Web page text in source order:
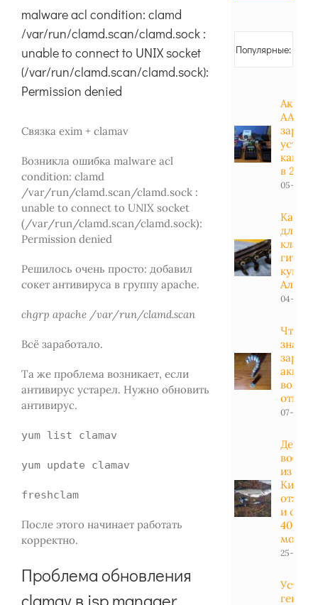
malware acl condition: clamd
/var/run/clamd.scan/clamd.sock :
unable to connect to UNIX socket
(/var/run/clamd.scan/clamd.sock):
Permission denied
Связка exim + clamav
Возникла ошибка malware acl
condition: clamd
/var/run/clamd.scan/clamd.sock :
unable to connect to UNIX socket
(/var/run/clamd.scan/clamd.sock):
Permission denied
Решилось очень просто: добавил
сокет антивируса в группу apache.
chgrp apache /var/run/clamd.scan
Всё заработало.
Та же проблема возникает, если
антивирус устарел. Нужно обновить
антивирус.
yum list clamav
yum update clamav
freshclam
После этого начинает работать
корректно.
Проблема обновления
clamav в isp manager
Популярные:
АА,
какие
в 2023
05-01-
Какие
для
гитары
купить
04-01-
Что
знать
заряд
ответы
07-04-
из
Китая:
отзывы
и
40
25-11-